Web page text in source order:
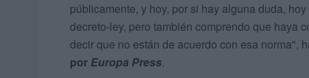
públicamente, y hoy, por si hay alguna duda,
decreto-ley, pero también comprendo que haya
decir que no están de acuerdo con esa norma",
por Europa Press.